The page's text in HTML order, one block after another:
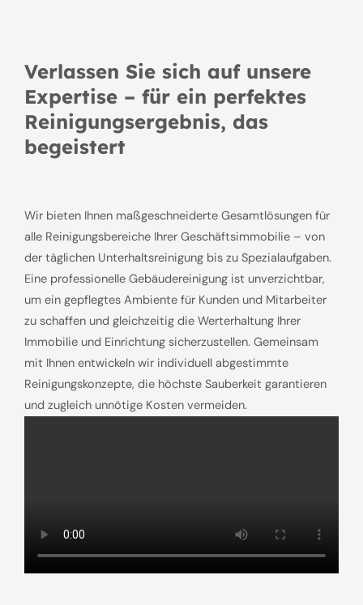
Verlassen Sie sich auf unsere
Expertise – für ein perfektes
Reinigungsergebnis, das
begeistert
Wir bieten Ihnen maßgeschneiderte Gesamtlösungen für
alle Reinigungsbereiche Ihrer Geschäftsimmobilie – von
der täglichen Unterhaltsreinigung bis zu Spezialaufgaben.
Eine professionelle Gebäudereinigung ist unverzichtbar,
um ein gepflegtes Ambiente für Kunden und Mitarbeiter
zu schaffen und gleichzeitig die Werterhaltung Ihrer
Immobilie und Einrichtung sicherzustellen. Gemeinsam
mit Ihnen entwickeln wir individuell abgestimmte
Reinigungskonzepte, die höchste Sauberkeit garantieren
und zugleich unnötige Kosten vermeiden.